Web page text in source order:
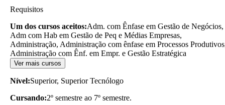
Requisitos
Um dos cursos aceitos:Adm. com Ênfase em Gestão de Negócios,
Adm com Hab em Gestão de Peq e Médias Empresas,
Administração, Administração com ênfase em Processos
Administração com Ênf. em Empr. e Gestão Estratégica
Ver mais cursos
Nível:Superior, Superior Tecnólogo
Cursando:2º semestre ao 7º semestre.